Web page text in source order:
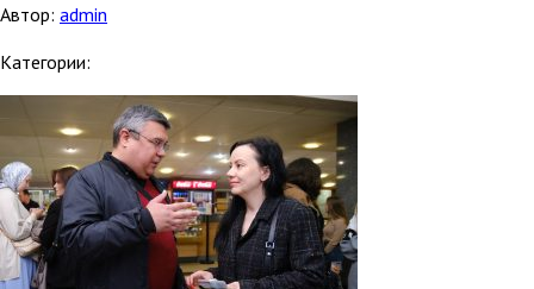
Автор: admin
Категории: